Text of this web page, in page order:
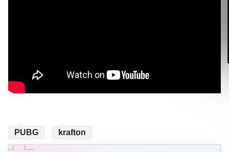
PUBG krafton